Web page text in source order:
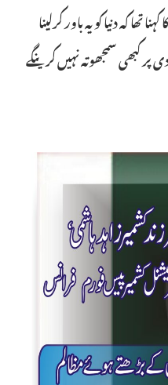
کہ دنیا کو یہ باور کرلینا
پر کبھی سمجھوتہ نہیں کرینگے